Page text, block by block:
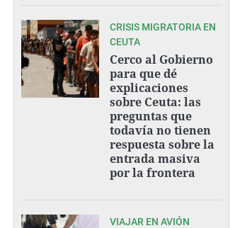
CRISIS MIGRATORIA EN
CEUTA
Cerco al Gobierno
para que dé
explicaciones
sobre Ceuta: las
preguntas que
todavía no tienen
respuesta sobre la
entrada masiva
por la frontera
VIAJAR EN AVIÓN